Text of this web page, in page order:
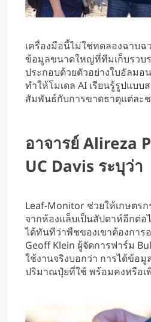
เครื่องมือนี้ไม่ใช่ทดลองฉาบฉ
ข้อมูลขนาดใหญ่ที่ทีมเก็บรวบ
ประกอบด้วยตัวอย่างใบอัลม
ทำให้โมเดล AI เรียนรู้รูปแบบ
สัมพันธ์กับการขาดธาตุแต่ละ
อาจารย์ Alireza
UC Davis ระบุว่า
Leaf-Monitor ช่วยให้เกษตร
จากห้องแล็บเป็นสัปดาห์อีกต่อ
ได้ทันทีว่าพืชของเขาต้องการ
Geoff Klein ผู้จัดการฟาร์ม
ใช้งานจริงบอกว่า การได้ข้อ
ปริมาณปุ๋ยที่ใช้ พร้อมคงหรือเ